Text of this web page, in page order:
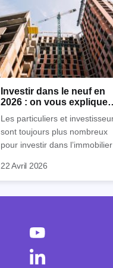
Investir dans le neuf en
2026 : on vous explique
Les particuliers et
sont toujours plus nombreux
pour investir dans l’immobilier
nombreux avantages à choisir
expliquons tout dans cet
22 Avril 2026